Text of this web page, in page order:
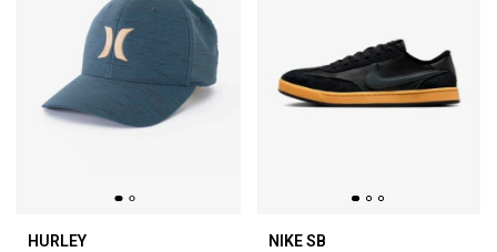
HURLEY
NIKE SB